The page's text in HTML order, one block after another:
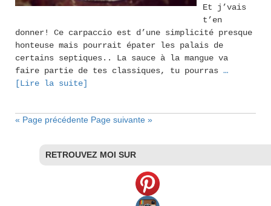
Et j’vais
t’en
donner! Ce carpaccio est d’une simplicité presque
honteuse mais pourrait épater les palais de
certains septiques.. La sauce à la mangue va
faire partie de tes classiques, tu pourras …
[Lire la suite]
« Page précédente Page suivante »
RETROUVEZ MOI SUR